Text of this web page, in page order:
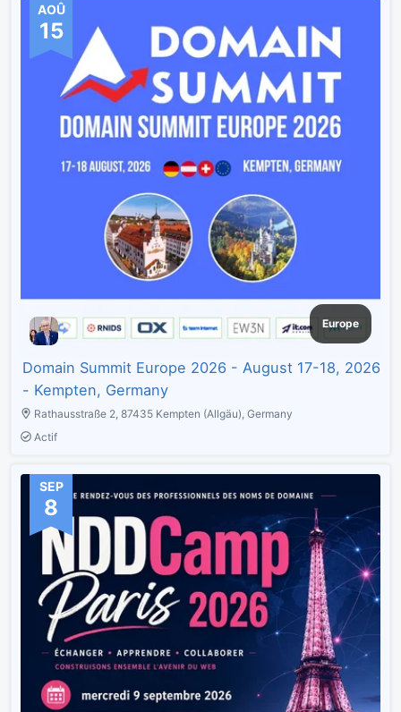
AOÛ
15
Europe
Domain Summit Europe 2026 - August 17-18, 2026
- Kempten, Germany
Rathausstraße 2, 87435 Kempten (Allgäu), Germany
Actif
SEP
8